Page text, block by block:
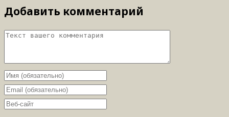
Добавить комментарий